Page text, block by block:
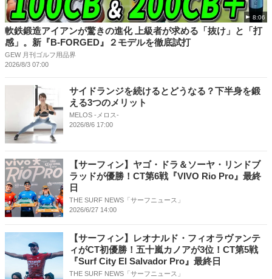
8:06
軟鉄鍛造アイアンが驚きの進化 上級者が求める「抜け」と「打
感」。新『B-FORGED』２モデルを徹底試打
GEW 月刊ゴルフ用品界
2026/8/3 07:00
サイドランジを続けるとどうなる？下半身を鍛
える3つのメリット
MELOS -メロス-
2026/8/6 17:00
【サーフィン】ヤゴ・ドラ＆ソーヤ・リンドブ
ラッドが優勝！CT第6戦『VIVO Rio Pro』最終
日
THE SURF NEWS「サーフニュース」
2026/6/27 14:00
【サーフィン】レオナルド・フィオラヴァンテ
ィがCT初優勝！五十嵐カノアが3位！CT第5戦
『Surf City El Salvador Pro』最終日
THE SURF NEWS「サーフニュース」